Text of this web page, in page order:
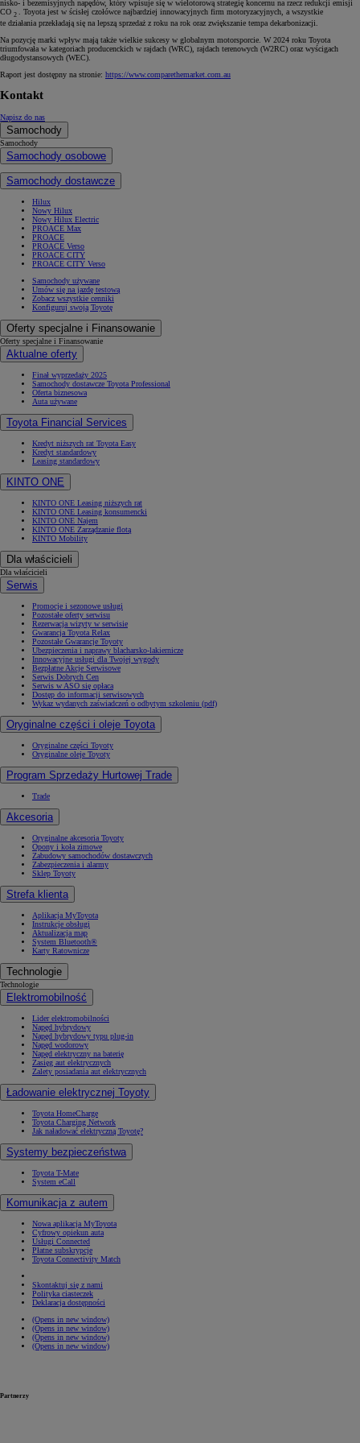
nisko- i bezemisyjnych napędów, który wpisuje się w wielotorową strategię koncernu na rzecz redukcji emisji
CO 2
. Toyota jest w ścisłej czołówce najbardziej innowacyjnych firm motoryzacyjnych, a wszystkie
te działania przekładają się na lepszą sprzedaż z roku na rok oraz zwiększanie tempa dekarbonizacji.
Na pozycję marki wpływ mają także wielkie sukcesy w globalnym motorsporcie. W 2024 roku Toyota
triumfowała w kategoriach producenckich w rajdach (WRC), rajdach terenowych (W2RC) oraz wyścigach
długodystansowych (WEC).
Raport jest dostępny na stronie: https://www.comparethemarket.com.au
Kontakt
Napisz do nas
Samochody
Samochody
Samochody osobowe
Samochody dostawcze
Hilux
Nowy Hilux
Nowy Hilux Electric
PROACE Max
PROACE
PROACE Verso
PROACE CITY
PROACE CITY Verso
Samochody używane
Umów się na jazdę testową
Zobacz wszystkie cenniki
Konfiguruj swoją Toyotę
Oferty specjalne i Finansowanie
Oferty specjalne i Finansowanie
Aktualne oferty
Finał wyprzedaży 2025
Samochody dostawcze Toyota Professional
Oferta biznesowa
Auta używane
Toyota Financial Services
Kredyt niższych rat Toyota Easy
Kredyt standardowy
Leasing standardowy
KINTO ONE
KINTO ONE Leasing niższych rat
KINTO ONE Leasing konsumencki
KINTO ONE Najem
KINTO ONE Zarządzanie flotą
KINTO Mobility
Dla właścicieli
Dla właścicieli
Serwis
Promocje i sezonowe usługi
Pozostałe oferty serwisu
Rezerwacja wizyty w serwisie
Gwarancja Toyota Relax
Pozostałe Gwarancje Toyoty
Ubezpieczenia i naprawy blacharsko-lakiernicze
Innowacyjne usługi dla Twojej wygody
Bezpłatne Akcje Serwisowe
Serwis Dobrych Cen
Serwis w ASO się opłaca
Dostęp do informacji serwisowych
Wykaz wydanych zaświadczeń o odbytym szkoleniu (pdf)
Oryginalne części i oleje Toyota
Oryginalne części Toyoty
Oryginalne oleje Toyoty
Program Sprzedaży Hurtowej Trade
Trade
Akcesoria
Oryginalne akcesoria Toyoty
Opony i koła zimowe
Zabudowy samochodów dostawczych
Zabezpieczenia i alarmy
Sklep Toyoty
Strefa klienta
Aplikacja MyToyota
Instrukcje obsługi
Aktualizacja map
System Bluetooth®
Karty Ratownicze
Technologie
Technologie
Elektromobilność
Lider elektromobilności
Napęd hybrydowy
Napęd hybrydowy typu plug-in
Napęd wodorowy
Napęd elektryczny na baterię
Zasięg aut elektrycznych
Zalety posiadania aut elektrycznych
Ładowanie elektrycznej Toyoty
Toyota HomeCharge
Toyota Charging Network
Jak naładować elektryczną Toyotę?
Systemy bezpieczeństwa
Toyota T-Mate
System eCall
Komunikacja z autem
Nowa aplikacja MyToyota
Cyfrowy opiekun auta
Usługi Connected
Płatne subskrypcje
Toyota Connectivity Match
Skontaktuj się z nami
Polityka ciasteczek
Deklaracja dostępności
(Opens in new window)
(Opens in new window)
(Opens in new window)
(Opens in new window)
Partnerzy